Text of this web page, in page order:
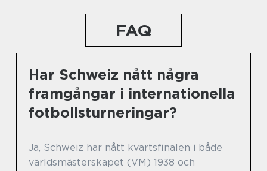
FAQ
Har Schweiz nått några
framgångar i internationella
fotbollsturneringar?
Ja, Schweiz har nått kvartsfinalen i både
världsmästerskapet (VM) 1938 och